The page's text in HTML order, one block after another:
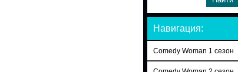
Навигация:
Comedy Woman 1 сезон